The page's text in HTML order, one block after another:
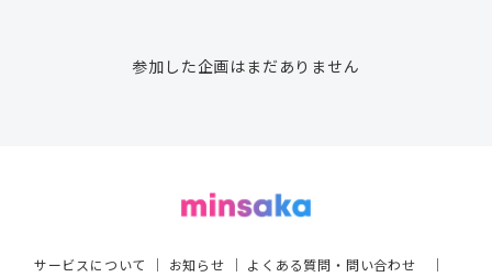
参加した企画はまだありません
サービスについて ｜ お知らせ ｜ よくある質問・問い合わせ ｜